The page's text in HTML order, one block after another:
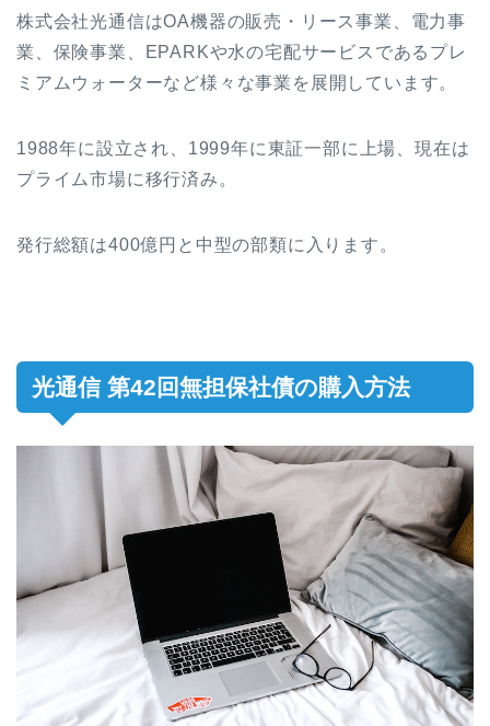
株式会社光通信はOA機器の販売・リース事業、電力事
業、保険事業、EPARKや水の宅配サービスであるプレ
ミアムウォーターなど様々な事業を展開しています。
1988年に設立され、1999年に東証一部に上場、現在は
プライム市場に移行済み。
発行総額は400億円と中型の部類に入ります。
光通信 第42回無担保社債の購入方法